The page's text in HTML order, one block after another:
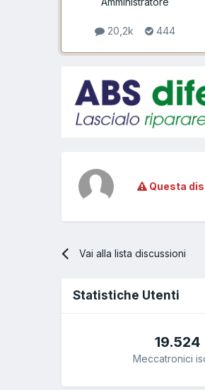
20,2k 444
Questa
Vai alla lista discussioni
Statistiche Utenti
19.524
Meccatronici